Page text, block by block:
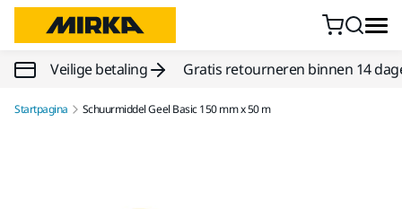
Doorgaan naar inhoud
Veilige betaling Gratis retourneren binnen 14
Startpagina Schuurmiddel Geel Basic 150 mm x 50 m